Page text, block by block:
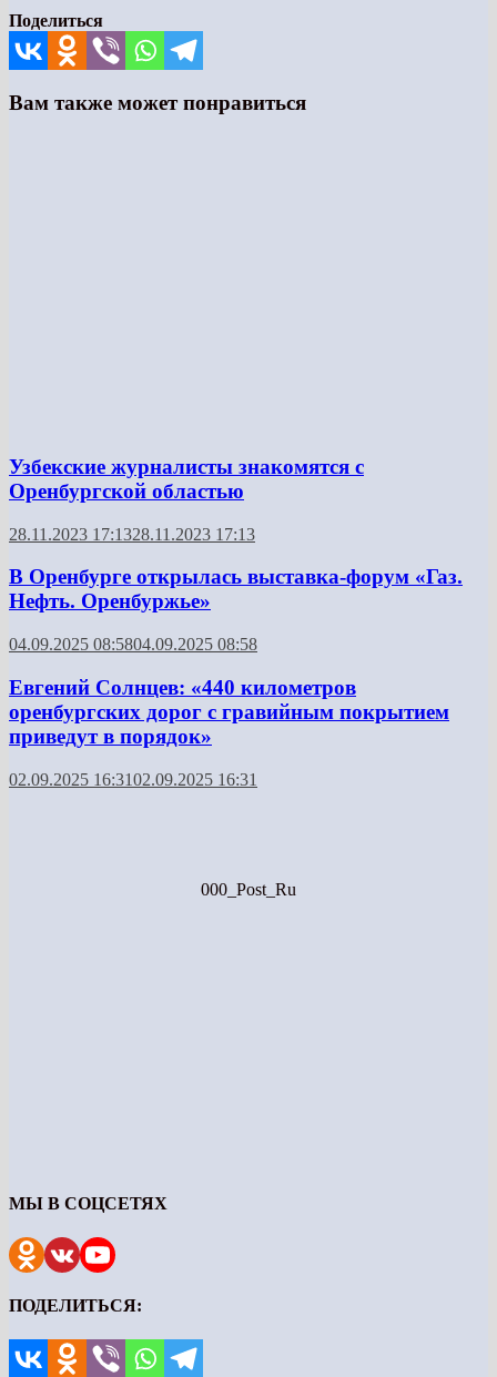
Поделиться
Вам также может понравиться
Узбекские журналисты знакомятся с
Оренбургской областью
28.11.2023 17:1328.11.2023 17:13
В Оренбурге открылась выставка-форум «Газ.
Нефть. Оренбуржье»
04.09.2025 08:5804.09.2025 08:58
Евгений Солнцев: «440 километров
оренбургских дорог с гравийным покрытием
приведут в порядок»
02.09.2025 16:3102.09.2025 16:31
000_Post_Ru
МЫ В СОЦСЕТЯХ
ПОДЕЛИТЬСЯ: